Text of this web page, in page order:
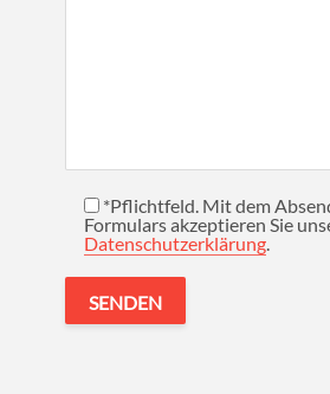
Bitte lasse dieses Feld leer.
*Pflichtfeld. Mit dem
Formulars akzeptieren Sie
Datenschutzerklärung.